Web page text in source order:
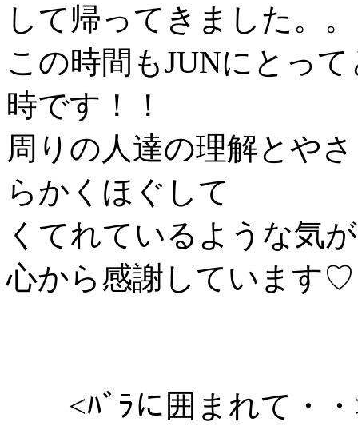
して帰ってきました。
この時間もJUNにとっ
時です！！
周りの人達の理解とや
らかくほぐして
くてれているような気
心から感謝しています
<ﾊﾞﾗに囲まれて・